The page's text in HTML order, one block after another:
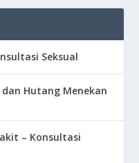
Seksual
Hutang Menekan
– Konsultasi